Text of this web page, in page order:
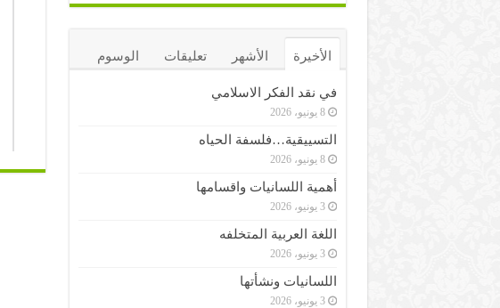
الأخيرة الأشهر تعليقات الوسوم
في نقد الفكر الاسلامي
8 يونيو، 2026
التسييقية…فلسفة الحياه
8 يونيو، 2026
أهمية اللسانيات واقسامها
3 يونيو، 2026
اللغة العربية المتخلفه
3 يونيو، 2026
اللسانيات ونشأتها
3 يونيو، 2026